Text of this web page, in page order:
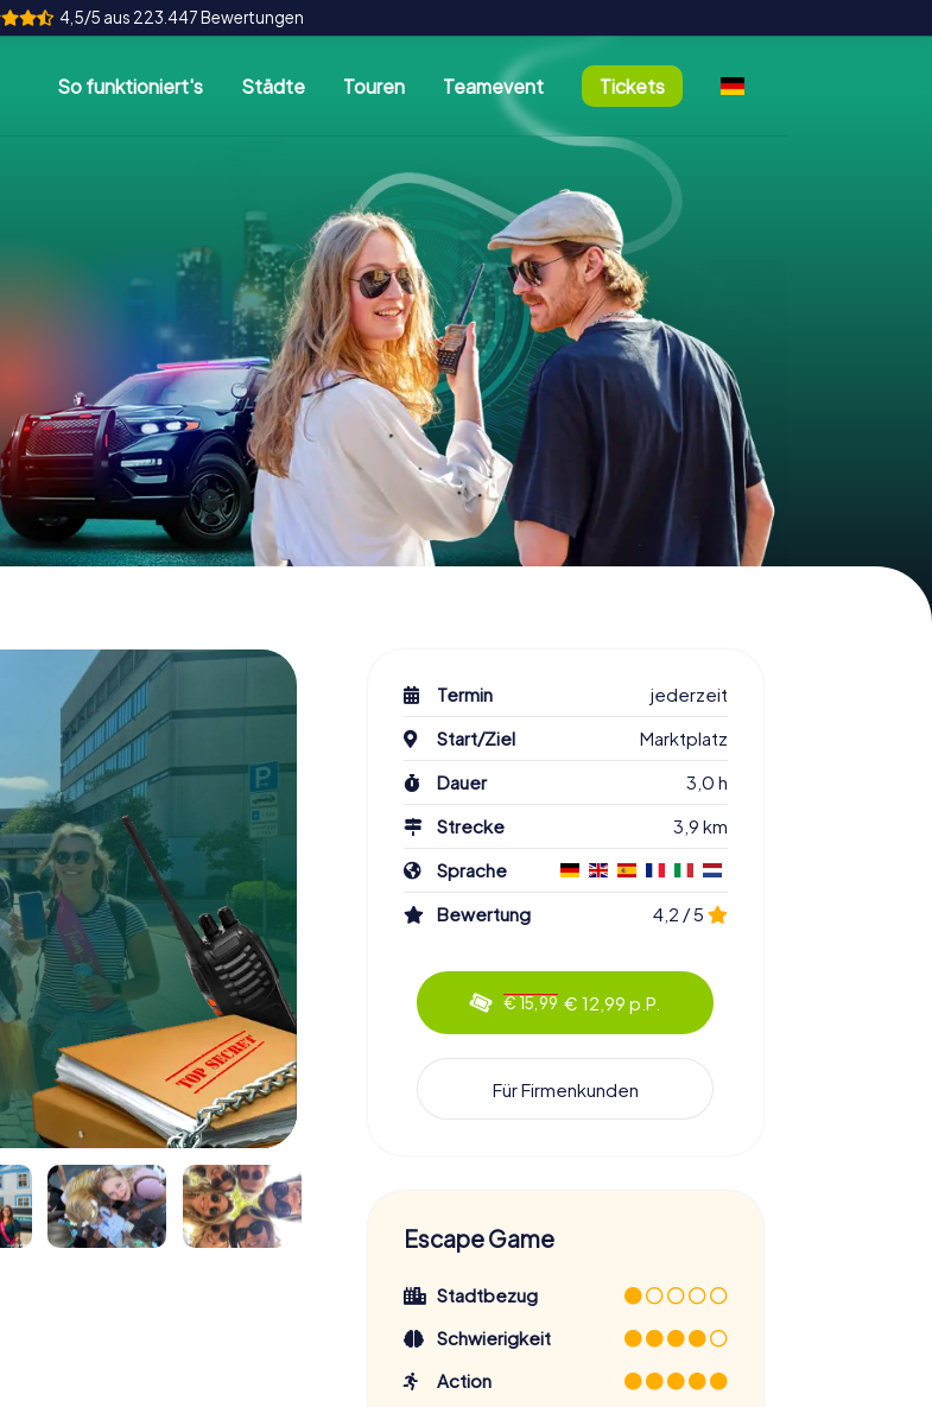
4,5/5 aus 223.447 Bewertungen
So funktioniert's Städte Touren Teamevent Tickets
Termin
jederzeit
Start/Ziel
Marktplatz
Dauer
3,0 h
Strecke
3,9 km
Sprache
Bewertung
4,2 / 5
€ 15,99 € 12,99 p.P.
Für Firmenkunden
Escape Game
Stadtbezug
Schwierigkeit
Action